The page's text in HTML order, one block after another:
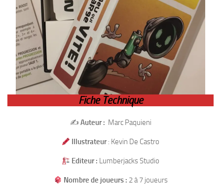
Fiche Technique
✍️ Auteur : Marc Paquieni
Illustrateur: Kevin De Castro
Editeur : Lumberjacks Studio
Nombre de joueurs : 2 à 7 joueurs